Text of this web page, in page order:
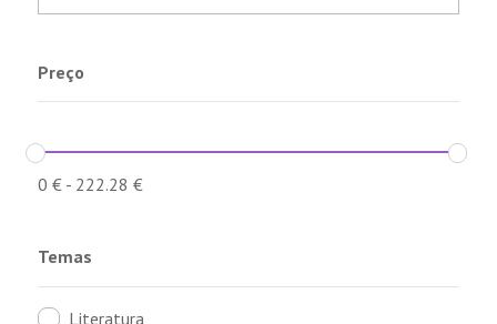
Preço
0 €- 222.28 €
Temas
Literatura